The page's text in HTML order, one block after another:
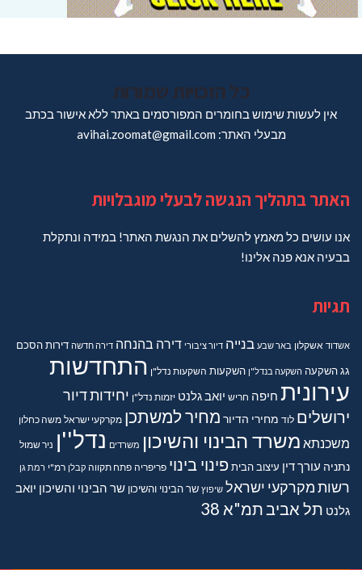
כל הזכויות שמורות
אין לעשות שימוש בחומרים המפורסמים באתר ללא אישור בכתב
מבעלי האתר: avihai.zoomat@gmail.com
האתר בתהליך הנגשה לבעלי מוגבלויות
אנו עושים כל מאמץ להשלים את הנגשת האתר! במידה ונתקלת
בבעיה אנא פנה אלינו!
תגיות
אשדוד אשקלון באר שבע בנייה דיור ציבורי דירה בהנחה דירה חדשה דירותהסכם
גגהשקעה השקעה בנדל"ן השקעות השקעות נדל"ן התחדשות
עירונית חיפה חריש יואב גלנט יזמות נדל"ן יחידות דיור
ירושלים לוד מחירי הדיור מחיר למשתכן מקרקעי ישראל משה כחלון
משכנתא משרד הבינוי והשיכון משרדים נדל''ן ניר שמול
נתניה עורך דין עיצוב הבית פינוי בינוי פריפריה פתח תקווה קבלן רמ"י רמת גן
רשות מקרקעי ישראל שיפוץ שר הבינוי והשיכון שר הבינוי והשיכון יואב
גלנט תל אביבתמ"א 38